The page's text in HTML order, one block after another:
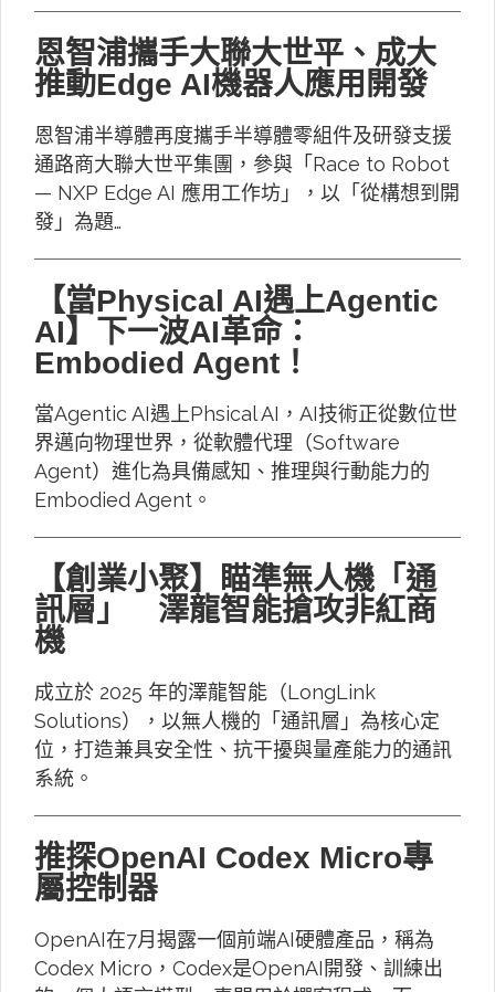
恩智浦攜手大聯大世平、成大
推動Edge AI機器人應用開發
恩智浦半導體再度攜手半導體零組件及研發支援
通路商大聯大世平集團，參與「Race to Robot
— NXP Edge AI 應用工作坊」，以「從構想到開
發」為題…
【當Physical AI遇上Agentic
AI】下一波AI革命：
Embodied Agent！
當Agentic AI遇上Phsical AI，AI技術正從數位世
界邁向物理世界，從軟體代理（Software
Agent）進化為具備感知、推理與行動能力的
Embodied Agent。
【創業小聚】瞄準無人機「通
訊層」 澤龍智能搶攻非紅商
機
成立於 2025 年的澤龍智能（LongLink
Solutions），以無人機的「通訊層」為核心定
位，打造兼具安全性、抗干擾與量產能力的通訊
系統。
推探OpenAI Codex Micro專
屬控制器
OpenAI在7月揭露一個前端AI硬體產品，稱為
Codex Micro，Codex是OpenAI開發、訓練出